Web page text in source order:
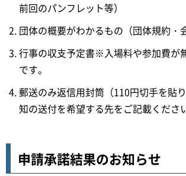
前回のパンフレット等）
団体の概要がわかるもの（団体規約・
行事の収支予定書※入場料や参加費が
です。
郵送のみ返信用封筒（110円切手を貼
知の送付を希望する先をご記載ください
申請承諾結果のお知らせ